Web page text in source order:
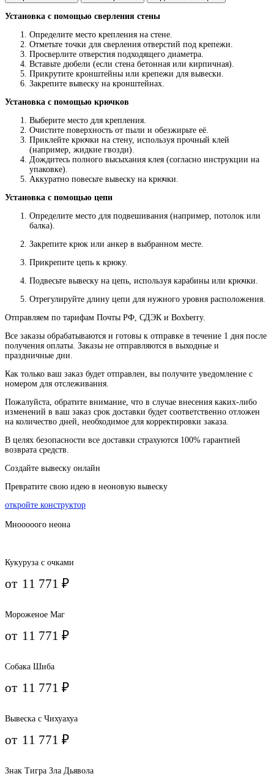
Установка с помощью сверления стены
Определите место крепления на стене.
Отметьте точки для сверления отверстий под крепежи.
Просверлите отверстия подходящего диаметра.
Вставьте дюбели (если стена бетонная или кирпичная).
Прикрутите кронштейны или крепежи для вывески.
Закрепите вывеску на кронштейнах.
Установка с помощью крючков
Выберите место для крепления.
Очистите поверхность от пыли и обезжирьте её.
Приклейте крючки на стену, используя прочный клей
(например, жидкие гвозди).
Дождитесь полного высыхания клея (согласно инструкции на
упаковке).
Аккуратно повесьте вывеску на крючки.
Установка с помощью цепи
Определите место для подвешивания (например, потолок или
балка).
Закрепите крюк или анкер в выбранном месте.
Прикрепите цепь к крюку.
Подвесьте вывеску на цепь, используя карабины или крючки.
Отрегулируйте длину цепи для нужного уровня расположения.
Отправляем по тарифам Почты РФ, СДЭК и Boxberry.
Все заказы обрабатываются и готовы к отправке в течение 1 дня после
получения оплаты Заказы не отправляются в выходные и
праздничные дни
Как только ваш заказ будет отправлен вы получите уведомление с
номером для отслеживания
Пожалуйста , обратите внимание что в случае внесения каких-либо
изменений в ваш заказ срок доставки будет соответственно отложен
на количество дней необходимое для корректировки заказа
В целях безопасности все доставки страхуются 100% гарантией
возврата средств.
Создайте вывеску онлайн
Превратите свою идею в неоновую вывеску
откройте конструктор
Мнооооого неона
Кукуруза с очками
от 11 771₽
Мороженое Маг
от 11 771₽
Собака Шиба
от 11 771₽
Вывеска с Чихуахуа
от 11 771₽
Знак Тигра Зла Дьявола